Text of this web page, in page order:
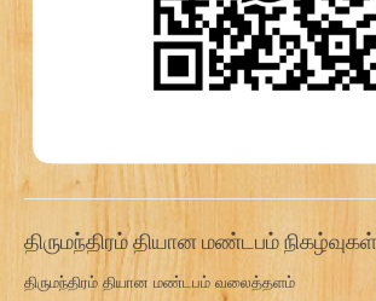
திருமந்திரம் தியான மண்டபம்
திருமந்திரம் தியான மண்டபம் வலைத்தளம்